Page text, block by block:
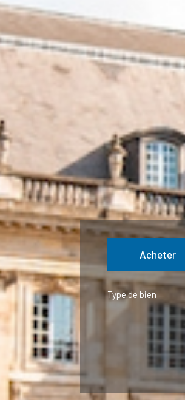
Acheter
de l'ancien
de l'immo pro
Type de bien